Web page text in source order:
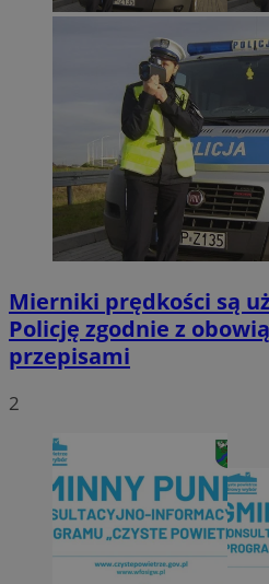
Mierniki prędkości są
Policję zgodnie z
przepisami
2